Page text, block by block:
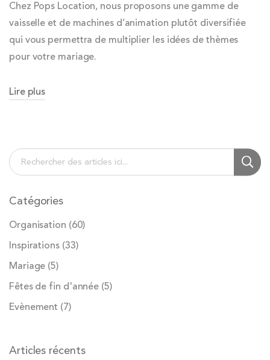
Chez Pops Location, nous proposons une gamme de
vaisselle et de machines d’animation plutôt diversifiée
qui vous permettra de multiplier les idées de thèmes
pour votre mariage.
Lire plus
Chercher
Catégories
Organisation (60)
Inspirations (33)
Mariage (5)
Fêtes de fin d'année (5)
Evènement (7)
Articles récents